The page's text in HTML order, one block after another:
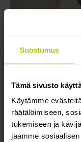
Suostumus
Tämä sivusto
Käytämme
räätälöimiseen,
tukemiseen ja
jaamme
helppo
valmiiksi